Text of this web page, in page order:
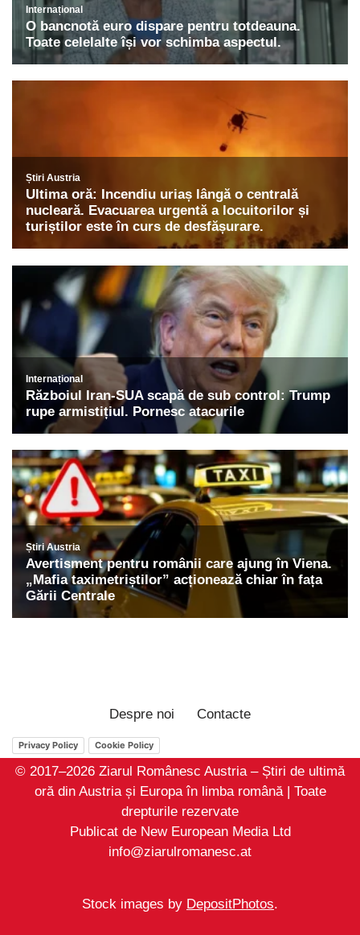
Despre noi Contacte
Privacy Policy Cookie Policy
© 2017–2026 Ziarul Românesc Austria – Știri de ultimă
oră din Austria și Europa în limba română | Toate
drepturile rezervate
Publicat de New European Media Ltd
info@ziarulromanesc.at
Stock images by DepositPhotos.